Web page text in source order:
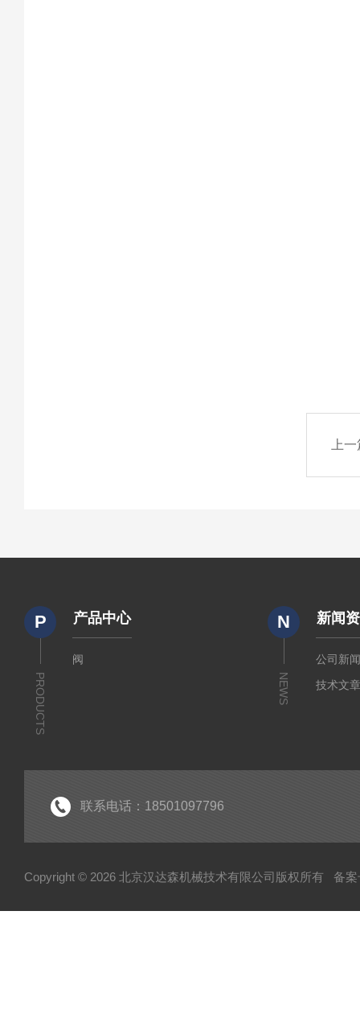
上
P
PRODUCTS
产品中心
阀
N
NEWS
新闻
公司新
技术文
联系电话：18501097796
Copyright © 2026 北京汉达森机械技术有限公司版权所有 备案